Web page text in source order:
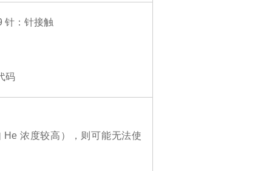
针：针接触
码
浓度较高），则可能无法使